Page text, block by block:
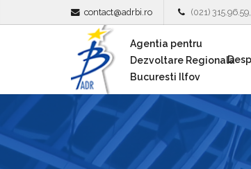
contact@adrbi.ro (021)
Agentia pentru
Dezvoltare Regionala
Bucuresti Ilfov